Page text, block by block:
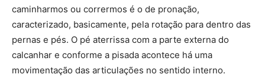
caminharmos ou corrermos é o de pronação,
caracterizado, basicamente, pela rotação para dentro das
pernas e pés. O pé aterrissa com a parte externa do
calcanhar e conforme a pisada acontece há uma
movimentação das articulações no sentido interno.